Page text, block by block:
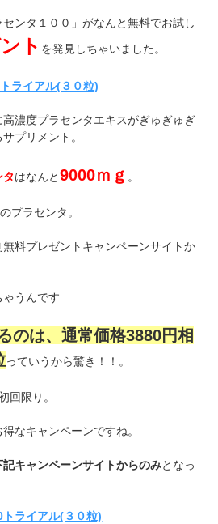
ンタ１００」がなんと無料でお試し
ト を発見しちゃいました。
ライアル(３０粒)
濃度プラセンタエキスがぎゅぎゅぎ
プリメント。
タはなんと9000ｍｇ 。
プラセンタ。
料プレゼントキャンペーンサイトか
うんです
のは、通常価格3880円相
っていうから驚き！！。
回限り。
なキャンペーンですね。
記キャンペーンサイトからのみとなっ
ライアル(３０粒)